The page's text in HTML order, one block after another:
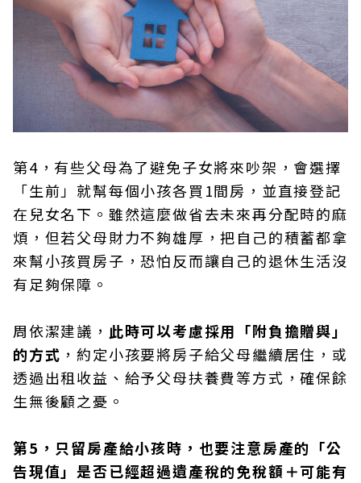
第4，有些父母為了避免子女將來吵架，會選擇
「生前」就幫每個小孩各買1間房，並直接登記
在兒女名下。雖然這麼做省去未來再分配時的麻
煩，但若父母財力不夠雄厚，把自己的積蓄都拿
來幫小孩買房子，恐怕反而讓自己的退休生活沒
有足夠保障。
周依潔建議， 此時可以考慮採用「附負擔贈與」
的方式 ，約定小孩要將房子給父母繼續居住，或
透過出租收益、給予父母扶養費等方式，確保餘
生無後顧之憂。
第5，只留房產給小孩時，也要注意房產的「公
告現值」是否已經超過遺產稅的免稅額＋可能有